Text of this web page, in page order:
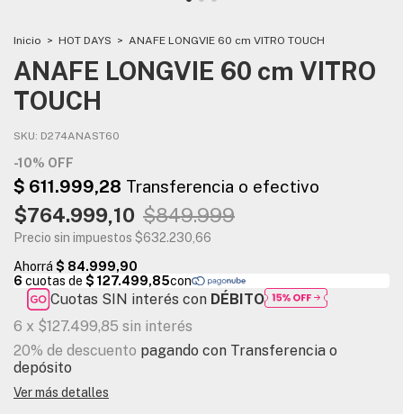
Inicio > HOT DAYS > ANAFE LONGVIE 60 cm VITRO TOUCH
ANAFE LONGVIE 60 cm VITRO
TOUCH
SKU: D274ANAST60
-10% OFF
$764.999,10 $849.999
Precio sin impuestos $632.230,66
Cuotas SIN interés con DÉBITO
6 x $127.499,85 sin interés
20% de descuento pagando con Transferencia o
depósito
Ver más detalles